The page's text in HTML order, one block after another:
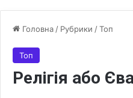
Головна / Рубрики /Топ
Топ
Релігія або